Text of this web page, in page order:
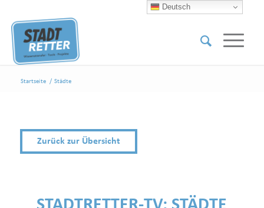
Startseite / Städte
Zurück zur Übersicht
Deutsch